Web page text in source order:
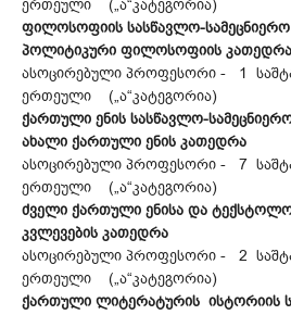
ერთეული („ა“კატეგორია)
ფილოსოფიის სასწავლო-სამეცნიერო
პოლიტიკური ფილოსოფიის კათედრა
ასოცირებული პროფესორი - 1
ერთეული („ა“კატეგორია)
ქართული ენის სასწავლო-
ახალი ქართული ენის კათედრა
ასოცირებული პროფესორი - 7
ერთეული („ა“კატეგორია)
ძველი ქართული ენისა და
კვლევების კათედრა
ასოცირებული პროფესორი - 2
ერთეული („ა“კატეგორია)
ქართული ლიტერატურის ისტორიის